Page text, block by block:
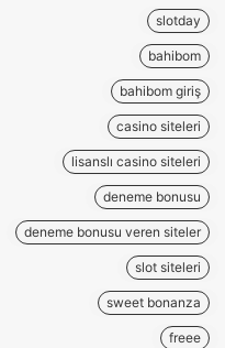
slotday
bahibom
bahibom giriş
casino siteleri
lisanslı casino siteleri
deneme bonusu
deneme bonusu veren siteler
slot siteleri
sweet bonanza
freee